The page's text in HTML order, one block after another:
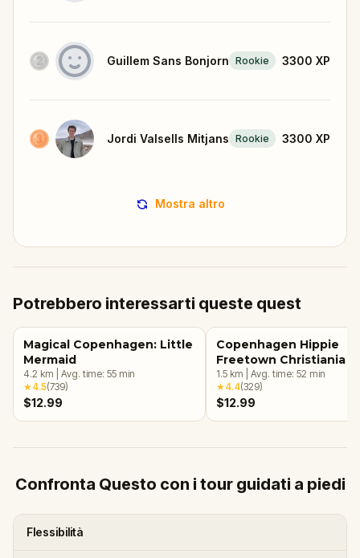
Guillem Sans Bonjorn Rookie 3300 XP
Jordi Valsells Mitjans Rookie 3300 XP
Mostra altro
Potrebbero interessarti queste quest
Magical Copenhagen: Little
Mermaid
4.2 km Avg. time: 55 min
★4.5(739)
$12.99
Copenhagen Hippie
Freetown Christiania
1.5 km Avg. time: 52 min
★4.4(329)
$12.99
Confronta Questo con i tour guidati a piedi
Flessibilità